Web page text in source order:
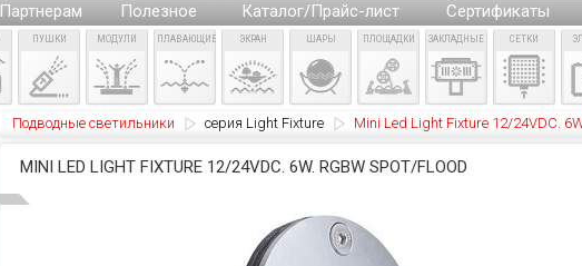
Партнерам Полезное Каталог/Прайс-лист Сертификаты
ПУШКИ МОДУЛИ ПЛАВАЮЩИЕ ЭКРАН ШАРЫ ПЛОЩАДКИ ЗАКЛАДНЫЕ СЕТКИ
Подводные светильники серия Light Fixture Mini Led Light Fixture 12/24VDC.
MINI LED LIGHT FIXTURE 12/24VDC. 6W. RGBW SPOT/FLOOD